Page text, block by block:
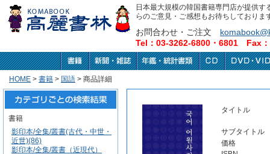
日本最大規模の韓国書籍専門店が提供
らのご意見・ご感想もお待ちしておりま
お問合わせ・ご注文
Tel：03-3262-6800・6801 Fax
HOME > 書籍 > 国語 > 商品詳細
書籍
影印本/全集/叢書(古代・中世・
近世)(86)
影印本/全集/叢書（近現代）
タイトル
サブタイトル
価格